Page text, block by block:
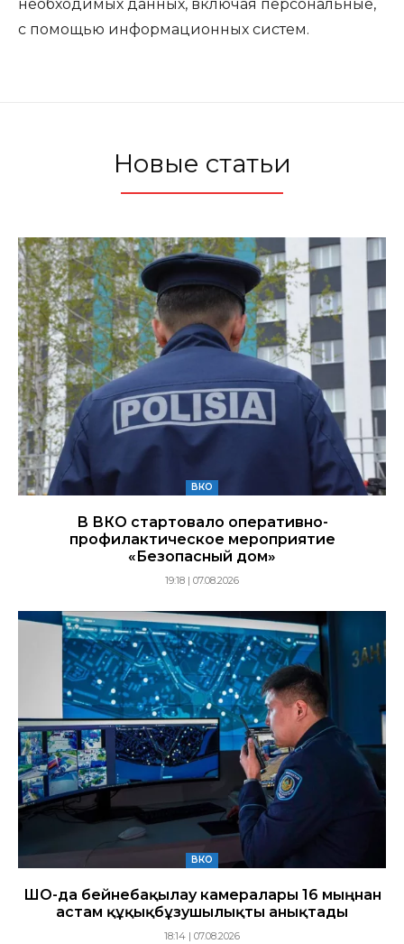
необходимых данных, включая персональные,
с помощью информационных систем.
Новые статьи
ВКО
В ВКО стартовало оперативно-
профилактическое мероприятие
«Безопасный дом»
19:18 | 07.08.2026
ВКО
ШҚО-да бейнебақылау камералары 16 мыңнан
астам құқықбұзушылықты анықтады
18:14 | 07.08.2026